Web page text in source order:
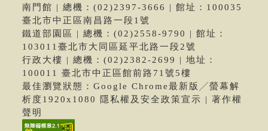
南門館 | 總機：(02)2397-3666 | 館址：100035
臺北市中正區南昌路一段1號
鐵道部園區 | 總機：(02)2558-9790 | 館址：
103011臺北市大同區延平北路一段2號
行政大樓 | 總機：(02)2382-2699 | 地址：
100011 臺北市中正區館前路71號5樓
最佳瀏覽狀態：Google Chrome最新版╱螢幕解
析度1920x1080 隱私權及安全政策宣示 | 著作權
聲明